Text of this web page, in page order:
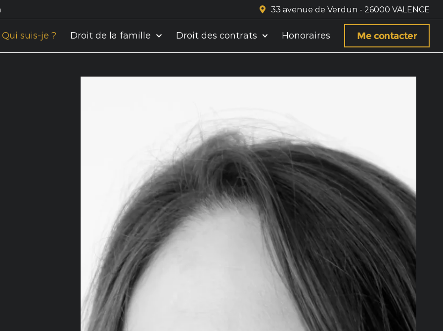
33 avenue de Verdun - 26000 VALENCE
Qui suis-je ? Droit de la famille Droit des contrats Honoraires Me contacter